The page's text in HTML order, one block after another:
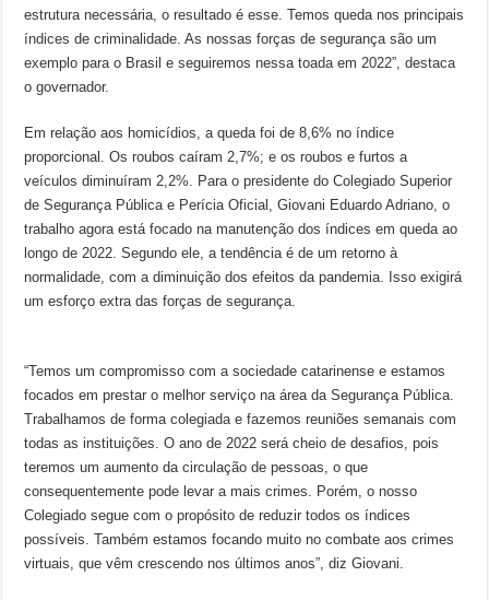
estrutura necessária, o resultado é esse. Temos queda nos principais
índices de criminalidade. As nossas forças de segurança são um
exemplo para o Brasil e seguiremos nessa toada em 2022”, destaca
o governador.
Em relação aos homicídios, a queda foi de 8,6% no índice
proporcional. Os roubos caíram 2,7%; e os roubos e furtos a
veículos diminuíram 2,2%. Para o presidente do Colegiado Superior
de Segurança Pública e Perícia Oficial, Giovani Eduardo Adriano, o
trabalho agora está focado na manutenção dos índices em queda ao
longo de 2022. Segundo ele, a tendência é de um retorno à
normalidade, com a diminuição dos efeitos da pandemia. Isso exigirá
um esforço extra das forças de segurança.
“Temos um compromisso com a sociedade catarinense e estamos
focados em prestar o melhor serviço na área da Segurança Pública.
Trabalhamos de forma colegiada e fazemos reuniões semanais com
todas as instituições. O ano de 2022 será cheio de desafios, pois
teremos um aumento da circulação de pessoas, o que
consequentemente pode levar a mais crimes. Porém, o nosso
Colegiado segue com o propósito de reduzir todos os índices
possíveis. Também estamos focando muito no combate aos crimes
virtuais, que vêm crescendo nos últimos anos”, diz Giovani.